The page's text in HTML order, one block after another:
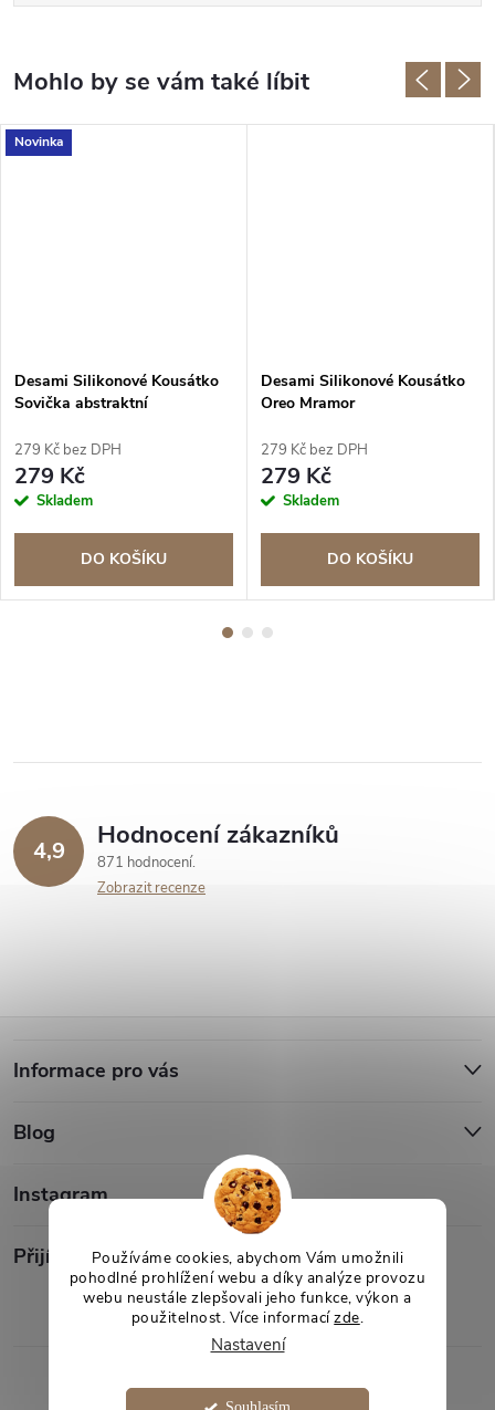
Používáme cookies, abychom Vám umožnili
pohodlné prohlížení webu a díky analýze provozu
webu neustále zlepšovali jeho funkce, výkon a
použitelnost. Více informacízde.
Nastavení
Novinka
Desami Silikonové Kousátko
Sovička abstraktní
279 Kč bez DPH
279 Kč
Skladem
DO KOŠÍKU
Desami Silikonové Kousátko
Oreo Mramor
279 Kč bez DPH
279 Kč
Skladem
DO KOŠÍKU
4,9 Hodnocení zákazníků
871 hodnocení
Zobrazit recenze
á
p
a
Informace pro vás
Blog
Instagram
Přijímáme online platby
Copyright 2026Desami. Všechna práva vyhrazena.